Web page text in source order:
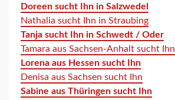
Doreen sucht Ihn in Salzwedel
Nathalia sucht Ihn in Straubing
Tanja sucht Ihn in Schwedt / Oder
Tamara aus Sachsen-Anhalt sucht Ihn
Lorena aus Hessen sucht Ihn
Denisa aus Sachsen sucht Ihn
Sabine aus Thüringen sucht Ihn